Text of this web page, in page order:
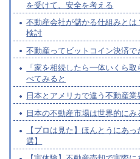
を受けて、安全を考える
不動産会社が儲かる仕組みと
検討
不動産ってビットコイン決済
「家を相続したら一体いくら
べてみると
日本とアメリカで違う不動産業
日本の不動産市場は世界的にみ
【プロは見た】ほんとうにあ
選】